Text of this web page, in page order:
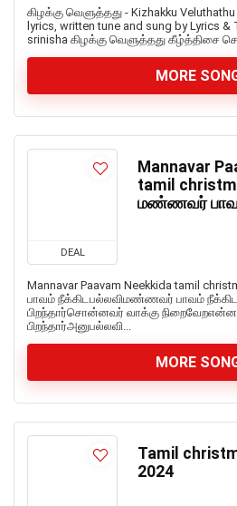
கிழக்கு வெளுத்தது - Kizhakku
lyrics, written tune and sung by Lyrics &
srinisha கிழக்கு வெளுத்தது கீழ்த்திசை
MORE
DEAL
Mannavar
tamil
மண்ணவர்
Mannavar Paavam Neekkida tamil
பாவம் நீக்கிடபல்லவிமண்ணவர் பாவம்
பிறந்தார்சொன்னவர் வாக்கு
பிறந்தார்அனுபல்லவி...
MORE
Tamil
2024